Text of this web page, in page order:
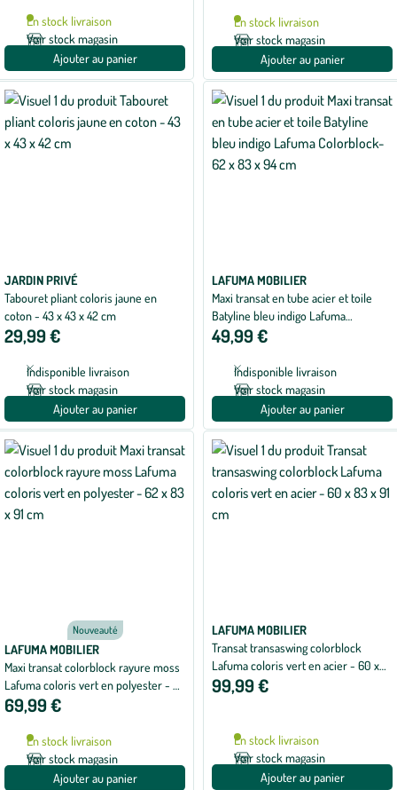
En stock livraison
Voir stock magasin
Ajouter au panier
En stock livraison
Voir stock magasin
Ajouter au panier
JARDIN PRIVÉ
Tabouret pliant coloris jaune en
coton - 43 x 43 x 42 cm
29,99 €
Indisponible livraison
Voir stock magasin
Ajouter au panier
LAFUMA MOBILIER
Maxi transat en tube acier et toile
Batyline bleu indigo Lafuma
Colorblock- 62 x 83 x 94 cm
49,99 €
Indisponible livraison
Voir stock magasin
Ajouter au panier
Nouveauté
LAFUMA MOBILIER
Maxi transat colorblock rayure moss
Lafuma coloris vert en polyester - 62
x 83 x 91 cm
69,99 €
En stock livraison
Voir stock magasin
Ajouter au panier
LAFUMA MOBILIER
Transat transaswing colorblock
Lafuma coloris vert en acier - 60 x
83 x 91 cm
99,99 €
En stock livraison
Voir stock magasin
Ajouter au panier